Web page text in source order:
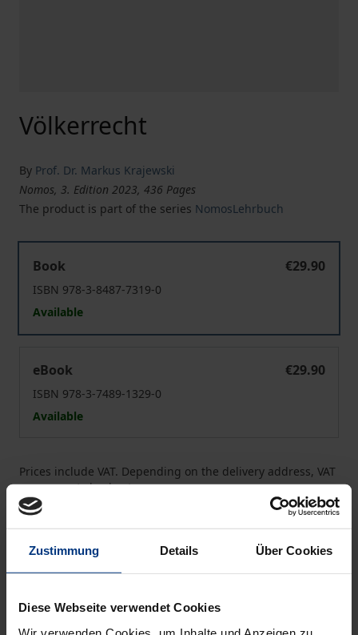
Zustimmung Details Über Cookies
Diese Webseite verwendet Cookies
Völkerrecht
By Prof. Dr. Markus Krajewski
Nomos, 3. Edition 2023, 436 Pages
The product is part of the series NomosLehrbuch
Book
€29.90
ISBN 978-3-8487-7319-0
Available
eBook
€29.90
ISBN 978-3-7489-1329-0
Available
Prices include VAT. Depending on the delivery address, VAT
may vary at checkout.
Add to Cart
Add to Wish List
Delivery cost notice